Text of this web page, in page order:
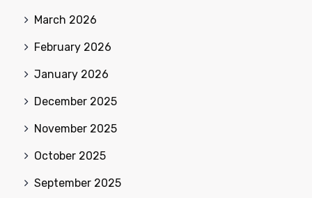
March 2026
February 2026
January 2026
December 2025
November 2025
October 2025
September 2025